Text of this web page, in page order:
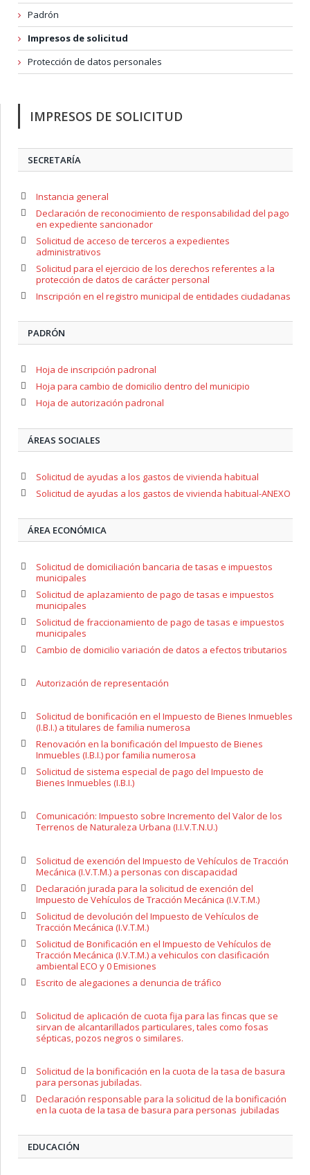
Padrón
Impresos de solicitud
Protección de datos personales
IMPRESOS DE SOLICITUD
SECRETARÍA
Instancia general
Declaración de reconocimiento de responsabilidad del pago
en expediente sancionador
Solicitud de acceso de terceros a expedientes
administrativos
Solicitud para el ejercicio de los derechos referentes a la
protección de datos de carácter personal
Inscripción en el registro municipal de entidades ciudadanas
PADRÓN
Hoja de inscripción padronal
Hoja para cambio de domicilio dentro del municipio
Hoja de autorización padronal
ÁREAS SOCIALES
Solicitud de ayudas a los gastos de vivienda habitual
Solicitud de ayudas a los gastos de vivienda habitual-ANEXO
ÁREA ECONÓMICA
Solicitud de domiciliación bancaria de tasas e impuestos
municipales
Solicitud de aplazamiento de pago de tasas e impuestos
municipales
Solicitud de fraccionamiento de pago de tasas e impuestos
municipales
Cambio de domicilio variación de datos a efectos tributarios
Autorización de representación
Solicitud de bonificación en el Impuesto de Bienes Inmuebles
(I.B.I.) a titulares de familia numerosa
Renovación en la bonificación del Impuesto de Bienes
Inmuebles (I.B.I.) por familia numerosa
Solicitud de sistema especial de pago del Impuesto de
Bienes Inmuebles (I.B.I.)
Comunicación: Impuesto sobre Incremento del Valor de los
Terrenos de Naturaleza Urbana (I.I.V.T.N.U.)
Solicitud de exención del Impuesto de Vehículos de Tracción
Mecánica (I.V.T.M.) a personas con discapacidad
Declaración jurada para la solicitud de exención del
Impuesto de Vehículos de Tracción Mecánica (I.V.T.M.)
Solicitud de devolución del Impuesto de Vehículos de
Tracción Mecánica (I.V.T.M.)
Solicitud de Bonificación en el Impuesto de Vehículos de
Tracción Mecánica (I.V.T.M.) a vehiculos con clasificación
ambiental ECO y 0 Emisiones
Escrito de alegaciones a denuncia de tráfico
Solicitud de aplicación de cuota fija para las fincas que se
sirvan de alcantarillados particulares, tales como fosas
sépticas, pozos negros o similares.
Solicitud de la bonificación en la cuota de la tasa de basura
para personas jubiladas.
Declaración responsable para la solicitud de la bonificación
en la cuota de la tasa de basura para personas jubiladas
EDUCACIÓN